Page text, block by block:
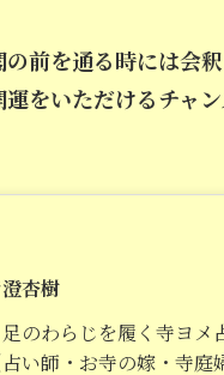
前を通る時には会釈
をいただけるチャン
杏樹
足のわらじを履く寺ヨメ
占い師・お寺の嫁・寺庭